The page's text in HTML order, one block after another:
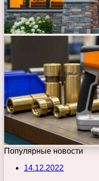
Популярные новости
14.12.2022